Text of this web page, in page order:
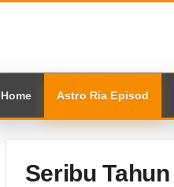
Home Astro Ria Episod
Seribu